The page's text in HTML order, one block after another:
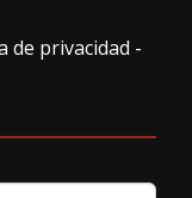
de privacidad -